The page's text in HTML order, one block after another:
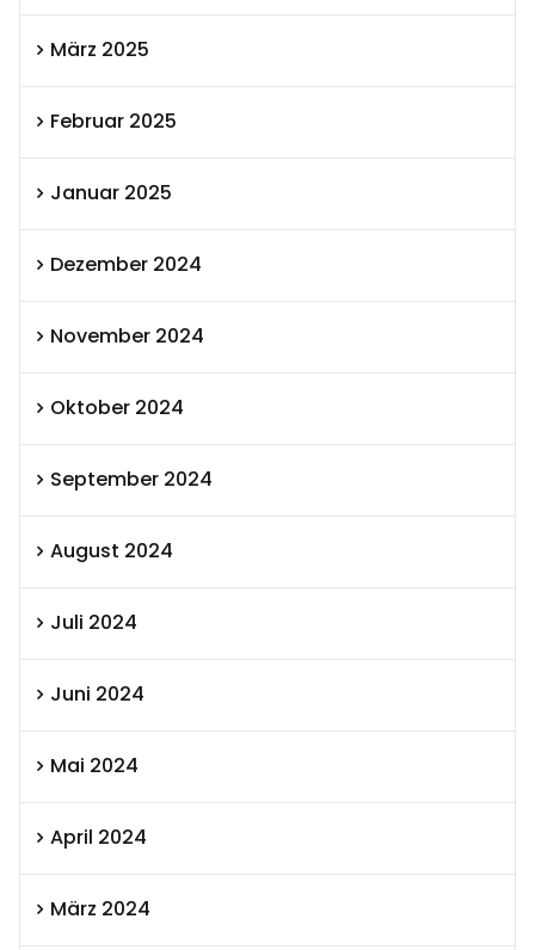
März 2025
Februar 2025
Januar 2025
Dezember 2024
November 2024
Oktober 2024
September 2024
August 2024
Juli 2024
Juni 2024
Mai 2024
April 2024
März 2024